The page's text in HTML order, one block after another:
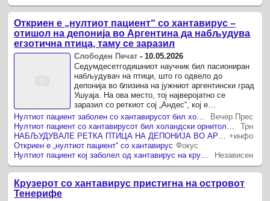
Откриен е „нултиот пациент“ со хантавирус –
отишол на депонија во Аргентина да набљудува
егзотична птица, таму се заразил
Слободен Печат -10.05.2026
Седумдесетгодишниот научник бил пасиониран
набљудувач на птици, што го одвело до
депонија во близина на јужниот аргентински град
Ушуаја. На ова место, тој најверојатно се
заразил со реткиот сој „Андес“, кој е
единствениот познат хантавирус што се ...
Нултиот пациент заболен со хантавирусот бил холандски орнитолог
Вечер Прес
Нултиот пациент со хантавирусот бил холандски орнитолог, трагата води до депонија во Аргентина
Трн
НАБЉУДУВАЛЕ РЕТКА ПТИЦА НА ДЕПОНИЈА ВО АРГЕНТИНА И СЕ ЗАРАЗИЛЕ Откриен нултиот пациент на крузерот кој заболел од хантавирус +инфо
Откриен е „нултиот пациент“ со хантавирус Фокус
Нултиот пациент кој заболел од хантавирус на крузерот „Хондиус“ бил холандски орнитолог
Независен
Крузерот со хантавирус пристигна на островот
Тенерифе